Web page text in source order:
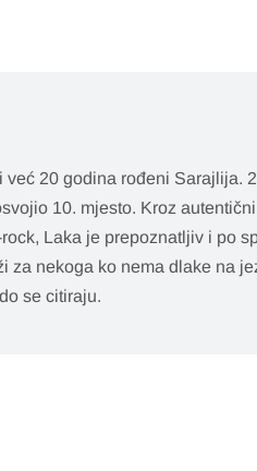
20 godina rođeni Sarajlija.
10. mjesto. Kroz
Laka je prepoznatljiv i po
za nekoga ko nema dlake na
se citiraju.